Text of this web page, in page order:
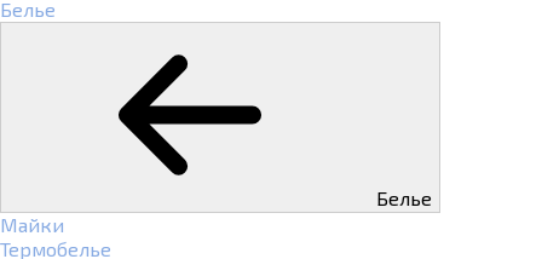
Белье
Белье
Майки
Термобелье